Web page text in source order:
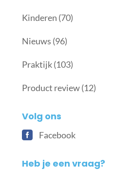
Kinderen (70)
Nieuws (96)
Praktijk(103)
Product review(12)
Volg ons
Facebook
Heb je een vraag?